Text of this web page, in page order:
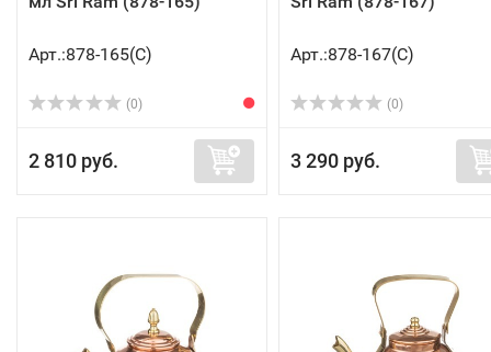
Арт.:878-165(C)
(0)
2 810 руб.
Арт.:878-167(C)
(0)
3 290 руб.